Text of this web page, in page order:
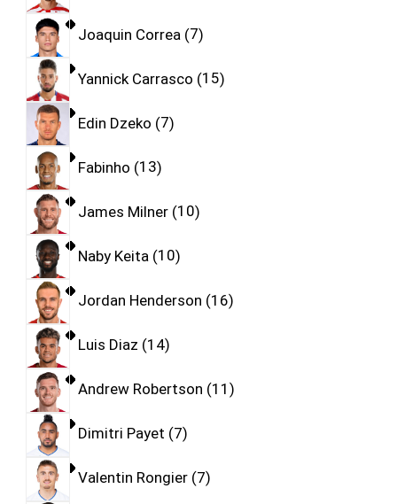
Joaquin Correa 7
Yannick Carrasco 15
Edin Dzeko 7
Fabinho 13
James Milner 10
Naby Keita 10
Jordan Henderson 16
Luis Diaz 14
Andrew Robertson 11
Dimitri Payet 7
Valentin Rongier 7